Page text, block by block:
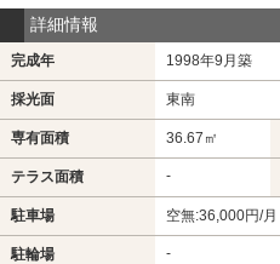
詳細情報
完成年 1998年9月築
採光面 東南
専有面積 36.67㎡
テラス面積 -
駐車場 空無:36,000円/月
駐輪場 -